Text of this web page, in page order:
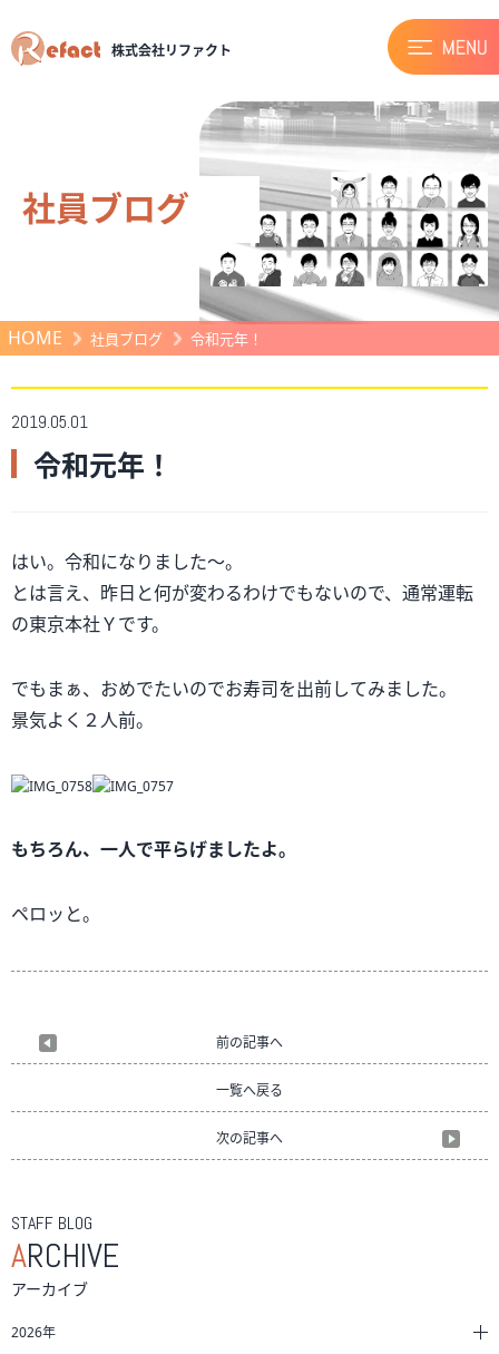
株式会社リファクト
社員ブログ
HOME 社員ブログ 令和元年！
2019.05.01
令和元年！
はい。令和になりました～。
とは言え、昨日と何が変わるわけでもないので、通常運転
の東京本社Ｙです。
でもまぁ、おめでたいのでお寿司を出前してみました。
景気よく２人前。
もちろん、一人で平らげましたよ。
ペロッと。
前の記事へ
一覧へ戻る
次の記事へ
STAFF BLOG
ARCHIVE
アーカイブ
2026年